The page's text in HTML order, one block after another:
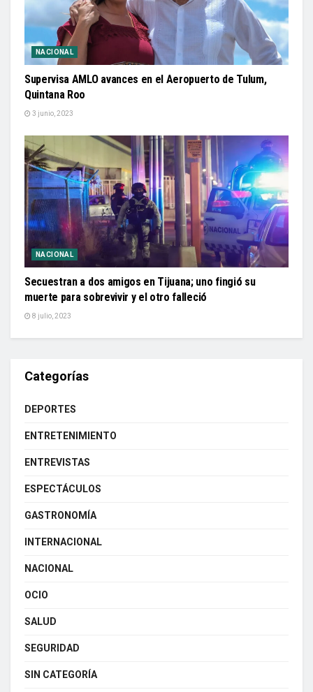
NACIONAL
Supervisa AMLO avances en el Aeropuerto de Tulum,
Quintana Roo
3 junio, 2023
NACIONAL
Secuestran a dos amigos en Tijuana; uno fingió su
muerte para sobrevivir y el otro falleció
8 julio, 2023
Categorías
DEPORTES
ENTRETENIMIENTO
ENTREVISTAS
ESPECTÁCULOS
GASTRONOMÍA
INTERNACIONAL
NACIONAL
OCIO
SALUD
SEGURIDAD
SIN CATEGORÍA